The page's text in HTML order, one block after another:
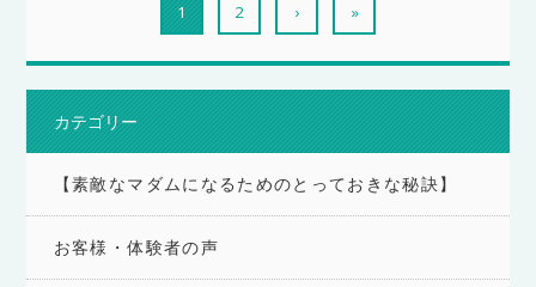
1 2 › »
カテゴリー
【素敵なマダムになるためのとっておきな秘訣】
お客様・体験者の声